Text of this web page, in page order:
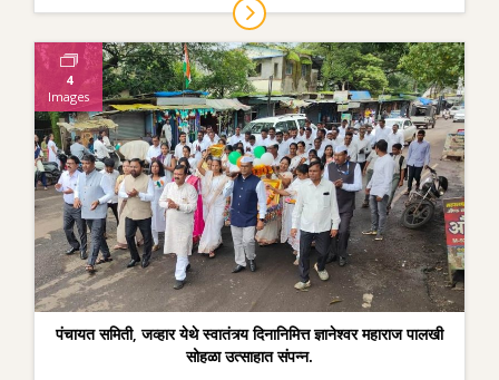
4
Images
पंचायत समिती, जव्हार येथे स्वातंत्र्य दिनानिमित्त ज्ञानेश्वर महाराज पालखी
सोहळा उत्साहात संपन्न.